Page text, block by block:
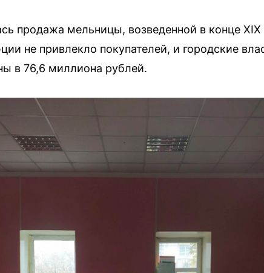
продажа мельницы, возведенной в конце
не привлекло покупателей, и городские
в 76,6 миллиона рублей.